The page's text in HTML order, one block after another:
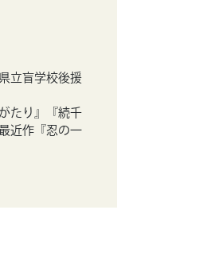
立盲学校後援
たり』『続千
近作『忍の一